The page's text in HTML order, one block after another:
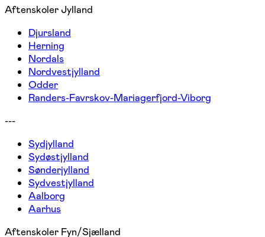
Aftenskoler Jylland
Djursland
Herning
Nordals
Nordvestjylland
Odder
Randers-Favrskov-Mariagerfjord-Viborg
---
Sydjylland
Sydøstjylland
Sønderjylland
Sydvestjylland
Aalborg
Aarhus
Aftenskoler Fyn/Sjælland